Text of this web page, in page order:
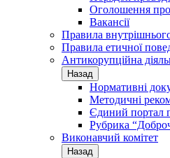
Оголошення
Вакансії
Правила
Правила етичної
Антикорупційна
Назад
Нормативні
Методичні
Єдиний портал
Рубрика
Виконавчий комітет
Назад